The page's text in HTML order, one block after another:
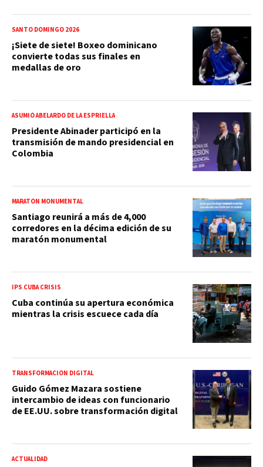
SANTO DOMINGO 2026
¡Siete de siete! Boxeo dominicano
convierte todas sus finales en
medallas de oro
ASUMIÓ ABELARDO DE LA ESPRIELLA
Presidente Abinader participó en la
transmisión de mando presidencial en
Colombia
MARATÓN MONUMENTAL
Santiago reunirá a más de 4,000
corredores en la décima edición de su
maratón monumental
IPS CUBA CRISIS
Cuba continúa su apertura económica
mientras la crisis escuece cada día
TRANSFORMACIÓN DIGITAL
Guido Gómez Mazara sostiene
intercambio de ideas con funcionario
de EE.UU. sobre transformación digital
ACTUALIDAD